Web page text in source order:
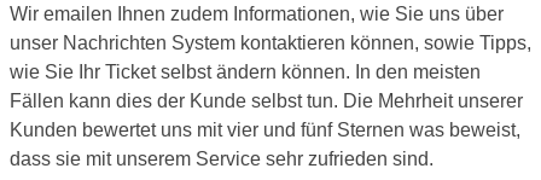
Wir emailen Ihnen zudem Informationen, wie Sie uns über
unser Nachrichten System kontaktieren können, sowie Tipps,
wie Sie Ihr Ticket selbst ändern können. In den meisten
Fällen kann dies der Kunde selbst tun. Die Mehrheit unserer
Kunden bewertet uns mit vier und fünf Sternen was beweist,
dass sie mit unserem Service sehr zufrieden sind.